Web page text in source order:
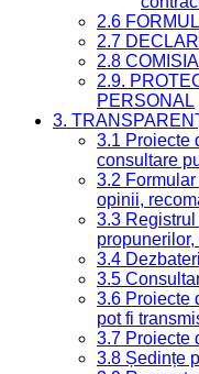
2.6
2.7
2.8
2.9.
PERSONAL
3.
3.1 Proiecte
consultare
3.2
opinii,
3.3
3.4
3.5
3.6 Proiecte
pot fi
3.7 Proiecte
3.8 Ședințe